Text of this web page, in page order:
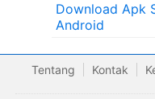
Download Apk
Android
Tentang Kontak